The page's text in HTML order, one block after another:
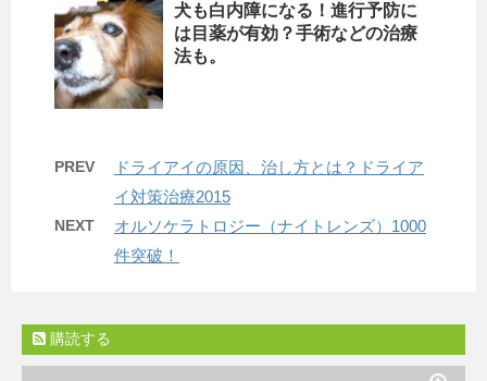
犬も白内障になる！進行予防に
は目薬が有効？手術などの治療
法も。
PREV
ドライアイの原因、治し方とは？ドライア
イ対策治療2015
NEXT
オルソケラトロジー（ナイトレンズ）1000
件突破！
購読する